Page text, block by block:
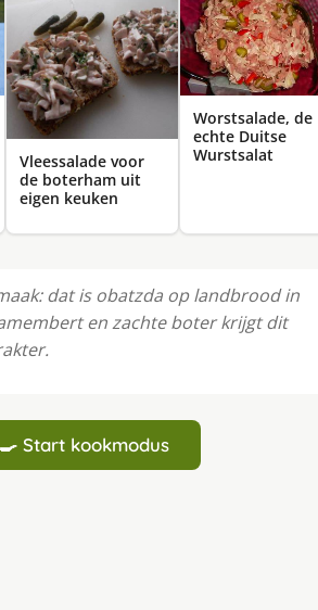
Vleessalade voor
de boterham uit
eigen keuken
Worstsalade, de
echte Duitse
Wurstsalat
dat is obatzda op landbrood in
en zachte boter krijgt dit
Start kookmodus